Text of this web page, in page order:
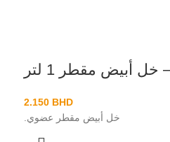
خل أبيض مقطر 1 لتر
2.150 BHD
خل أبيض مقطر عضوي.